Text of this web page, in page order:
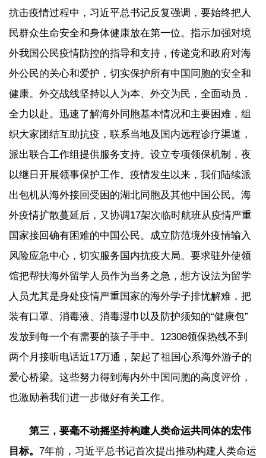
抗击疫情过程中，习近平总书记反复强调，要始终把人
民群众生命安全和身体健康放在第一位。指示加强对境
外我国公民疫情防控的指导和支持，传递党和政府对海
外公民的关心和爱护，切实保护所有中国同胞的安全和
健康。外交战线坚持以人为本、外交为民，全面动员，
全力以赴。迅速了解海外同胞基本情况和主要困难，组
织大家团结互助抗疫，联系当地及国内远程诊疗渠道，
派出联合工作组提供服务支持。设立专项领保机制，夜
以继日开展领事保护工作。疫情发生以来，我们陆续派
出包机从海外接回受困的湖北同胞及其他中国公民。海
外疫情扩散蔓延后，又协调17架次临时航班从疫情严重
国家接回确有困难的中国公民。成立防范境外疫情输入
风险应急中心，切实服务国内抗疫大局。要求驻外使领
馆把帮扶海外留学人员作为当务之急，想方设法为留学
人员尤其是身处疫情严重国家的海外学子排忧解难，把
装有口罩、消毒液、消毒湿巾以及防护须知的“健康包”
发放到每一个有需要的孩子手中。12308领保热线不到
两个月接听电话近17万通，架起了祖国心系海外游子的
爱心桥梁。这些努力得到海内外中国同胞的高度评价，
也激励着我们进一步做好有关工作。
第三，要毫不动摇坚持构建人类命运共同体的宏伟
目标。 7年前，习近平总书记首次提出推动构建人类命运